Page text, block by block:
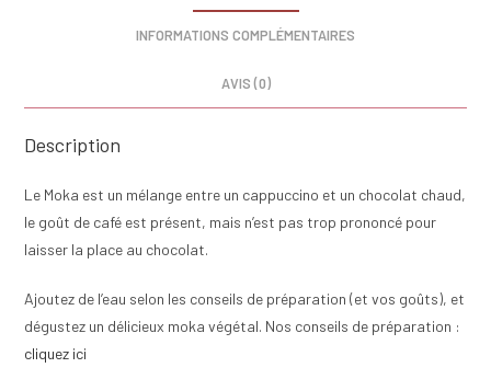
INFORMATIONS COMPLÉMENTAIRES
AVIS (0)
Description
Le Moka est un mélange entre un cappuccino et un chocolat chaud,
le goût de café est présent, mais n’est pas trop prononcé pour
laisser la place au chocolat.
Ajoutez de l’eau selon les conseils de préparation (et vos goûts), et
dégustez un délicieux moka végétal. Nos conseils de préparation :
cliquez ici